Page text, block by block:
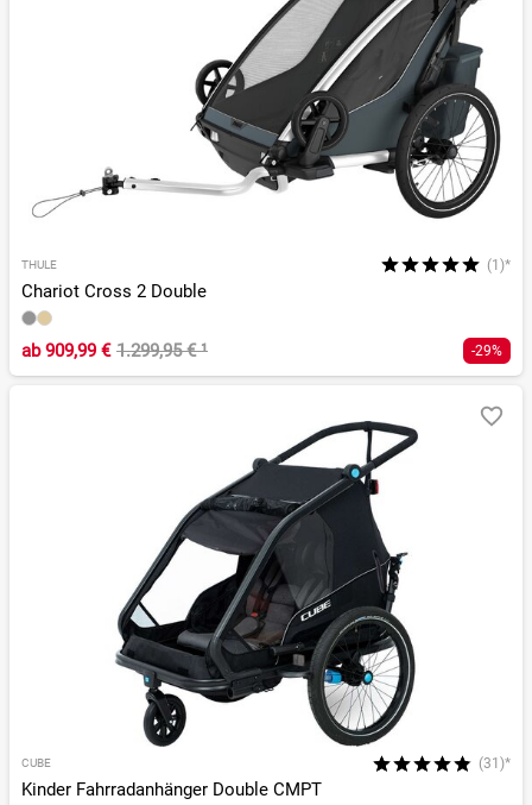
THULE (1)*
Chariot Cross 2 Double
ab909,99 € 1.299,95 €¹ -29%
CUBE (31)*
Kinder Fahrradanhänger Double CMPT